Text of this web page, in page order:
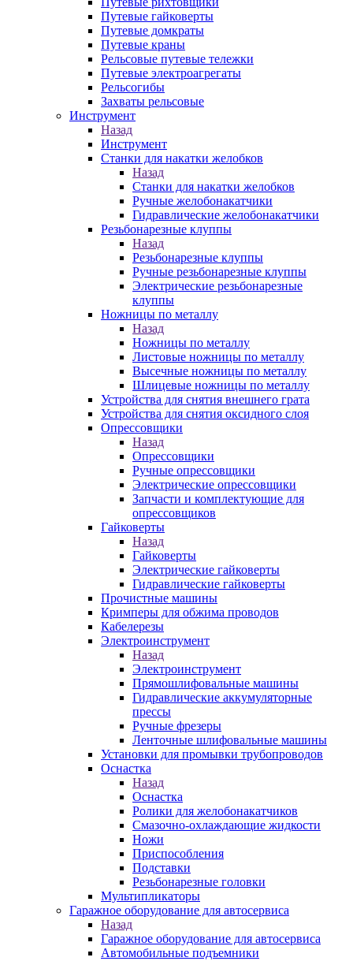
Путевые гайковерты
Путевые домкраты
Путевые краны
Рельсовые путевые тележки
Путевые электроагрегаты
Рельсогибы
Захваты рельсовые
Инструмент
Назад
Инструмент
Станки для накатки желобков
Назад
Станки для накатки желобков
Ручные желобонакатчики
Гидравлические желобонакатчики
Резьбонарезные клуппы
Назад
Резьбонарезные клуппы
Ручные резьбонарезные клуппы
Электрические резьбонарезные
клуппы
Ножницы по металлу
Назад
Ножницы по металлу
Листовые ножницы по металлу
Высечные ножницы по металлу
Шлицевые ножницы по металлу
Устройства для снятия внешнего грата
Устройства для снятия оксидного слоя
Опрессовщики
Назад
Опрессовщики
Ручные опрессовщики
Электрические опрессовщики
Запчасти и комплектующие для
опрессовщиков
Гайковерты
Назад
Гайковерты
Электрические гайковерты
Гидравлические гайковерты
Прочистные машины
Кримперы для обжима проводов
Кабелерезы
Электроинструмент
Назад
Электроинструмент
Прямошлифовальные машины
Гидравлические аккумуляторные
прессы
Ручные фрезеры
Ленточные шлифовальные машины
Установки для промывки трубопроводов
Оснастка
Назад
Оснастка
Ролики для желобонакатчиков
Смазочно-охлаждающие жидкости
Ножи
Приспособления
Подставки
Резьбонарезные головки
Мультипликаторы
Гаражное оборудование для автосервиса
Назад
Гаражное оборудование для автосервиса
Автомобильные подъемники